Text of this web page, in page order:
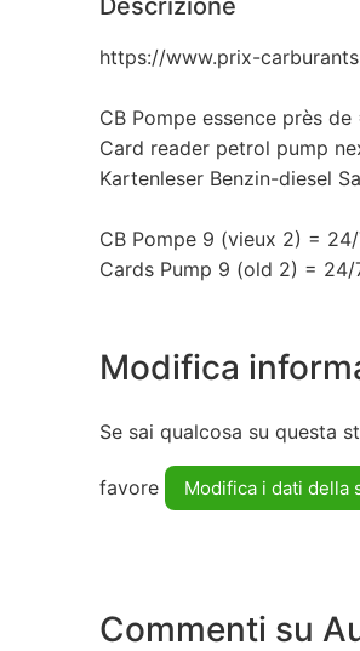
https://www.prix-
CB Pompe essence près de
Card reader petrol pump
Kartenleser Benzin-diesel
CB Pompe 9 (vieux 2) = 24/
Cards Pump 9 (old 2) = 24/
Modifica
Se sai qualcosa su questa
favore Modifica i dati della
Commenti su